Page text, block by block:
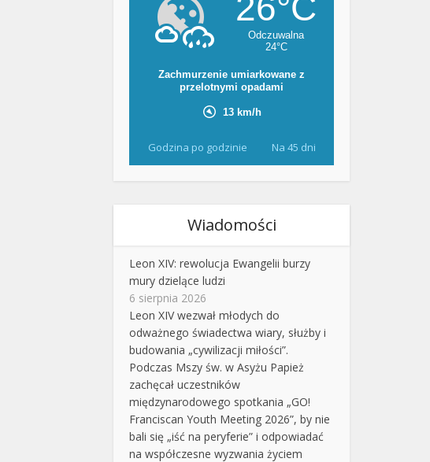
Godzina po godzinie Na 45 dni
Wiadomości
Leon XIV: rewolucja Ewangelii burzy
mury dzielące ludzi
6 sierpnia 2026
Leon XIV wezwał młodych do
odważnego świadectwa wiary, służby i
budowania „cywilizacji miłości”.
Podczas Mszy św. w Asyżu Papież
zachęcał uczestników
międzynarodowego spotkania „GO!
Franciscan Youth Meeting 2026”, by nie
bali się „iść na peryferie” i odpowiadać
na współczesne wyzwania życiem